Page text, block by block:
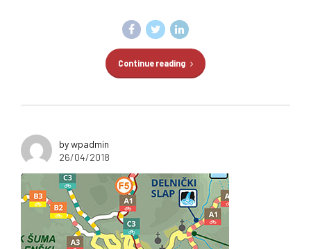
Continue reading
by wpadmin
26/04/2018